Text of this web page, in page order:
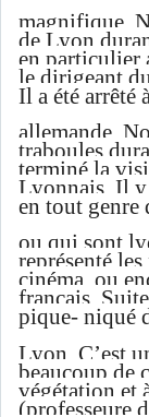
magnifique.
de Lyon
en particulier
le dirigeant
Il a été arrêté
allemande.
traboules
terminé la
Lyonnais. Il y
en tout genre
ou qui sont
représenté
cinéma, ou
français.
pique- niqué
Lyon. C’est
beaucoup de
végétation et
(professeure